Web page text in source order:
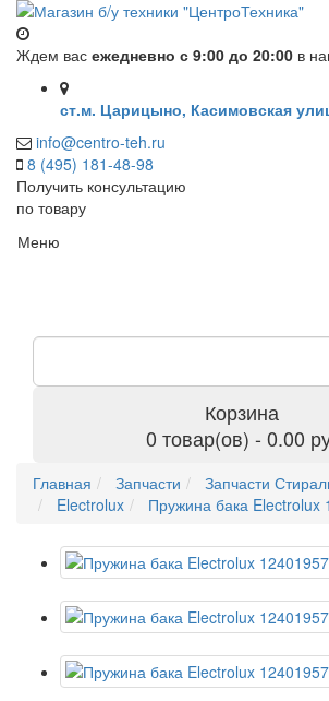
Ждем вас ежедневно с 9:00 до 20:00 в
ст.м. Царицыно, Касимовская
info@centro-teh.ru
8 (495) 181-48-98
Получить консультацию
по товару
Меню
Корзина
0 товар(ов) - 0.00
Главная Запчасти
Запчасти
Electrolux
Пружина бака Electrolux